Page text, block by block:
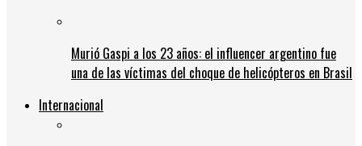
Murió Gaspi a los 23 años: el influencer argentino fue
una de las víctimas del choque de helicópteros en Brasil
Internacional